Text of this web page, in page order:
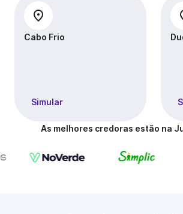
Cabo Frio
Simular
As melhores credoras estão na